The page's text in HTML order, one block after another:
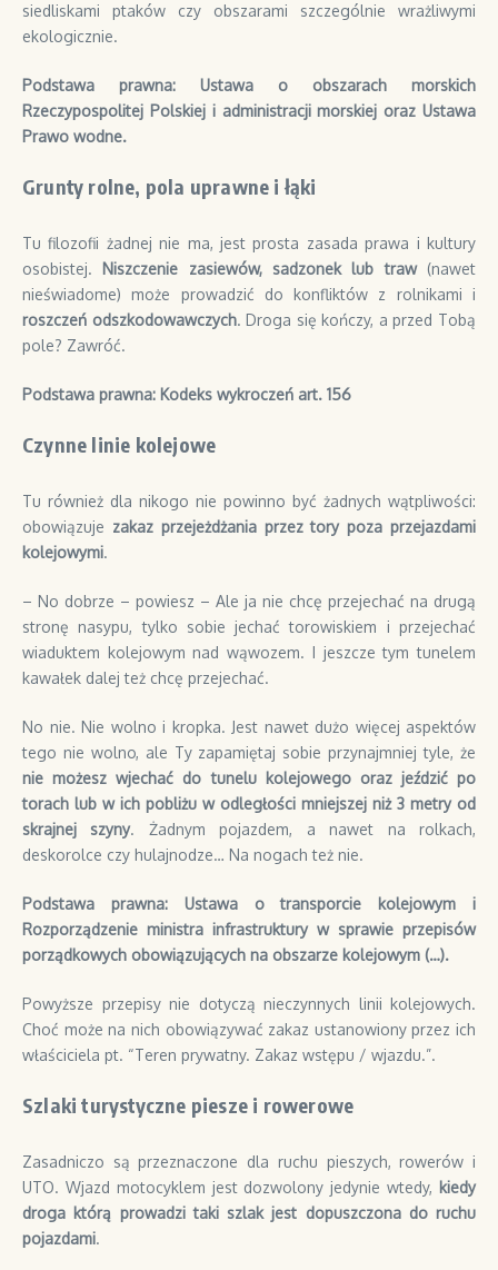
siedliskami ptaków czy obszarami szczególnie wrażliwymi
ekologicznie.
Podstawa prawna: Ustawa o obszarach morskich
Rzeczypospolitej Polskiej i administracji morskiej oraz Ustawa
Prawo wodne.
Grunty rolne, pola uprawne i łąki
Tu filozofii żadnej nie ma, jest prosta zasada prawa i kultury
osobistej. Niszczenie zasiewów, sadzonek lub traw(nawet
nieświadome) może prowadzić do konfliktów z rolnikami i
roszczeń odszkodowawczych. Droga się kończy, a przed Tobą
pole? Zawróć.
Podstawa prawna: Kodeks wykroczeń art. 156
Czynne linie kolejowe
Tu również dla nikogo nie powinno być żadnych wątpliwości:
obowiązuje zakaz przejeżdżania przez tory poza przejazdami
kolejowymi.
– No dobrze – powiesz – Ale ja nie chcę przejechać na drugą
stronę nasypu, tylko sobie jechać torowiskiem i przejechać
wiaduktem kolejowym nad wąwozem. I jeszcze tym tunelem
kawałek dalej też chcę przejechać.
No nie. Nie wolno i kropka. Jest nawet dużo więcej aspektów
tego nie wolno, ale Ty zapamiętaj sobie przynajmniej tyle, że
nie możesz wjechać do tunelu kolejowego oraz jeździć po
torach lub w ich pobliżu w odległości mniejszej niż 3 metry od
skrajnej szyny. Żadnym pojazdem, a nawet na rolkach,
deskorolce czy hulajnodze… Na nogach też nie.
Podstawa prawna: Ustawa o transporcie kolejowym i
Rozporządzenie ministra infrastruktury w sprawie przepisów
porządkowych obowiązujących na obszarze kolejowym (…).
Powyższe przepisy nie dotyczą nieczynnych linii kolejowych.
Choć może na nich obowiązywać zakaz ustanowiony przez ich
właściciela pt. “Teren prywatny. Zakaz wstępu / wjazdu.”.
Szlaki turystyczne piesze i rowerowe
Zasadniczo są przeznaczone dla ruchu pieszych, rowerów i
UTO. Wjazd motocyklem jest dozwolony jedynie wtedy, kiedy
droga którą prowadzi taki szlak jest dopuszczona do ruchu
pojazdami.